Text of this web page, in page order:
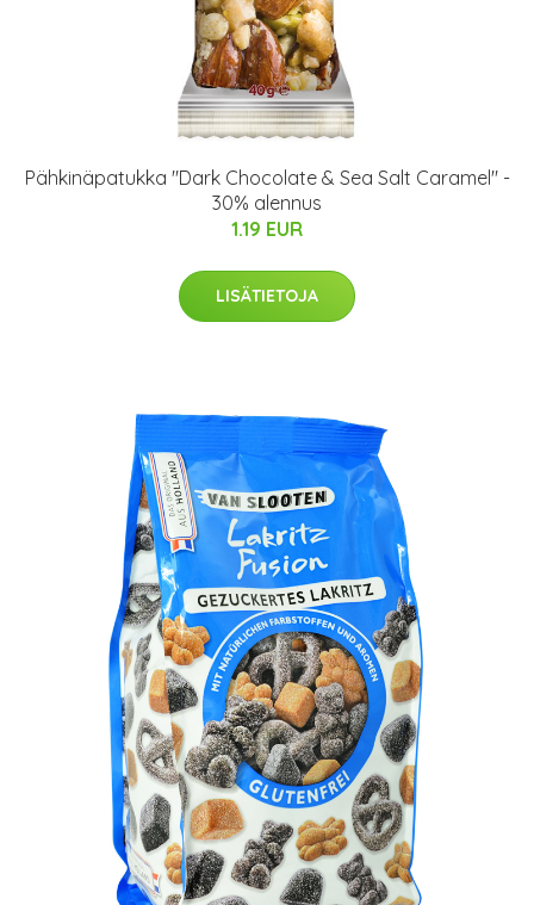
Pähkinäpatukka "Dark Chocolate & Sea Salt Caramel" -
30% alennus
1.19 EUR
LISÄTIETOJA